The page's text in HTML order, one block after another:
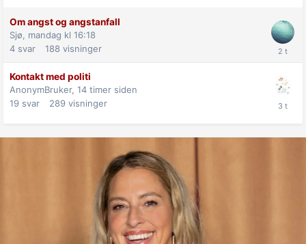
Om angst og angstanfall
Sjø, mandag kl 16:18
4 svar 188 visninger
Kontakt med politi
AnonymBruker, 14 timer siden
19 svar 289 visninger